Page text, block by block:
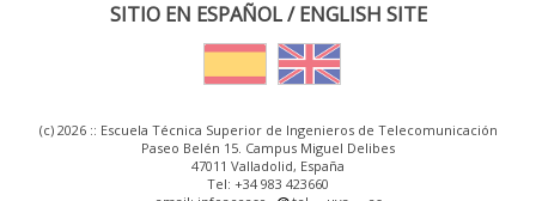
SITIO EN ESPAÑOL / ENGLISH SITE
(c) 2026 :: Escuela Técnica Superior de Ingenieros de Telecomunicación
Paseo Belén 15. Campus Miguel Delibes
47011 Valladolid, España
Tel: +34 983 423660